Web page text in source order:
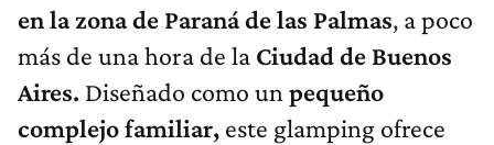
en la zona de Paraná de las Palmas, a poco
más de una hora de la Ciudad de Buenos
Aires. Diseñado como un pequeño
complejo familiar, este glamping ofrece